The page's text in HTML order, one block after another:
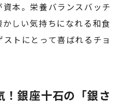
本。栄養バランスバッチ
しい気持ちになれる和食
トにとって喜ばれるチョ
！銀座十石の「銀さ